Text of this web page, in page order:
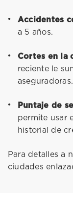
Accidentes
a 5 años.
Cortes en la
reciente le
aseguradoras.
Puntaje de
permite usar
historial de
Para detalles a
ciudades